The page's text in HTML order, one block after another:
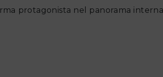
protagonista nel panorama